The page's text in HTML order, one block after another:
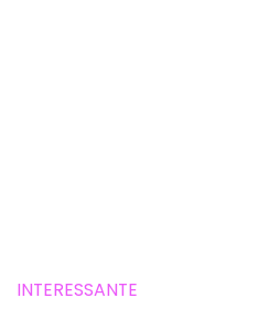
INTERESSANTE